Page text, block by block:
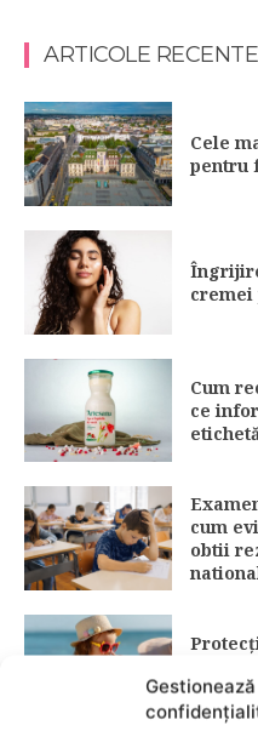
Gestionează
ARTICOLE RECENTE
Cele
pentru
Cum
ce
cum
obtii
(15 vs.